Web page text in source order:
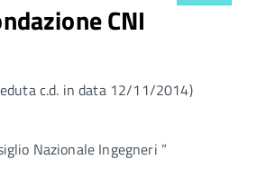
CNI
c.d. in data 12/11/2014)
Nazionale Ingegneri ”